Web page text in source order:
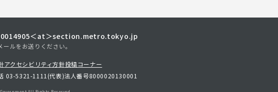
＜at＞section.metro.tokyo.jp
ルをお送りください。
アクセシビリティ方針投稿コーナー
03-5321-1111(代表)法人番号8000020130001